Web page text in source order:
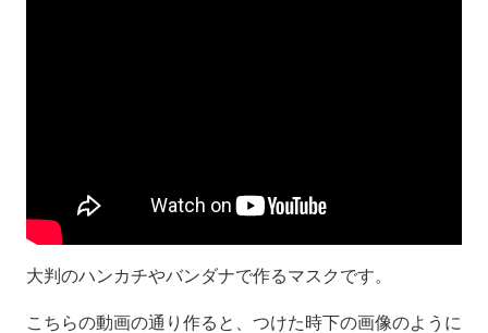
大判のハンカチやバンダナで作るマスクです。
こちらの動画の通り作ると、つけた時下の画像のように